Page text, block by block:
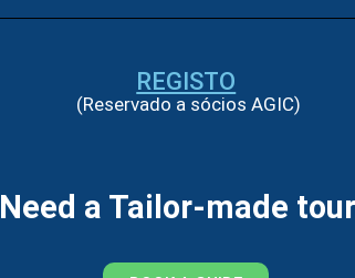
REGISTO
(Reservado a sócios AGIC)
Need a Tailor-made